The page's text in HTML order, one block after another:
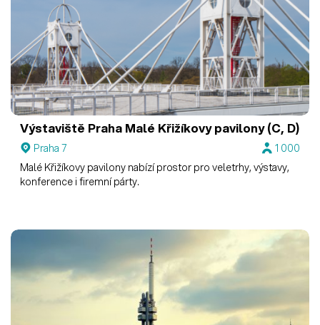
Výstaviště Praha Malé Křižíkovy pavilony (C, D)
Praha 7
1 000
Malé Křižíkovy pavilony nabízí prostor pro veletrhy, výstavy,
konference i firemní párty.